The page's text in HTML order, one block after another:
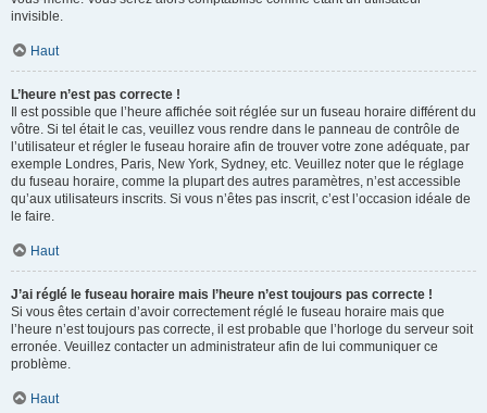
invisible.
Haut
L’heure n’est pas correcte !
Il est possible que l’heure affichée soit réglée sur un fuseau horaire différent du
vôtre. Si tel était le cas, veuillez vous rendre dans le panneau de contrôle de
l’utilisateur et régler le fuseau horaire afin de trouver votre zone adéquate, par
exemple Londres, Paris, New York, Sydney, etc. Veuillez noter que le réglage
du fuseau horaire, comme la plupart des autres paramètres, n’est accessible
qu’aux utilisateurs inscrits. Si vous n’êtes pas inscrit, c’est l’occasion idéale de
le faire.
Haut
J’ai réglé le fuseau horaire mais l’heure n’est toujours pas correcte !
Si vous êtes certain d’avoir correctement réglé le fuseau horaire mais que
l’heure n’est toujours pas correcte, il est probable que l’horloge du serveur soit
erronée. Veuillez contacter un administrateur afin de lui communiquer ce
problème.
Haut